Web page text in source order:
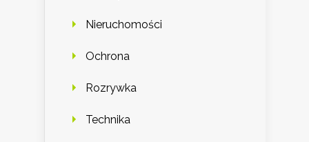
Nieruchomości
Ochrona
Rozrywka
Technika